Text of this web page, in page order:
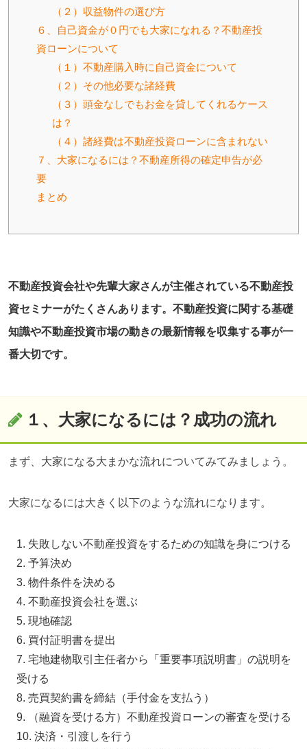
（２）収益物件の選び方
６、自己資金が０円でも大家になれる？不動産投
資ローンについて
（１）不動産購入時に自己資金について
（２）その他必要な諸経費
（３）頭金なしでもお金を貸してくれるケース
は？
（４）諸経費は不動産投資ローンに含まれない
７、大家になるには？不動産所得の確定申告が必
要
まとめ
不動産投資会社や先輩大家さんが主催されている不動産投
資セミナーがたくさんあります。不動産投資に関する基礎
知識や不動産投資市場の動きの最新情報を収集する事が一
番大切です。
１、大家になるには？成功の流れ
まず、大家になる大まかな流れについてみてみましょう。
大家になるには大きく以下のような流れになります。
失敗しない不動産投資をするための知識を身につける
予算決め
物件条件を決める
不動産投資会社を選ぶ
現地確認
買付証明書を提出
宅地建物取引主任者から「重要事項説明書」の説明を
受ける
売買契約書を締結（手付金を支払う）
（融資を受ける方）不動産投資ローンの審査を受ける
決済・引渡しを行う